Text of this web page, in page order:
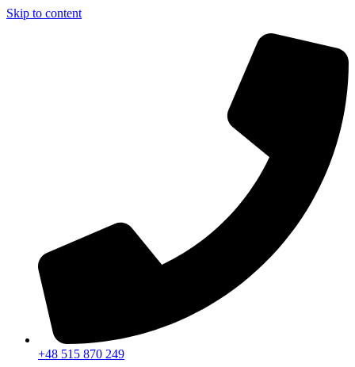
Skip to content
+48 515 870 249